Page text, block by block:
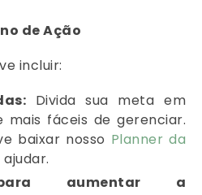
de Ação
incluir:
Divida sua meta em
mais fáceis de gerenciar.
baixar nosso Planner da
aumentar a